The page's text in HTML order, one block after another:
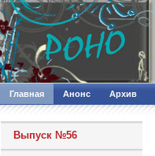
Главная Анонс Архив
Выпуск №56